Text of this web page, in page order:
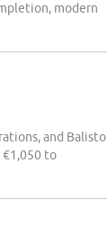
modern
and Balisto.
€1,050 to